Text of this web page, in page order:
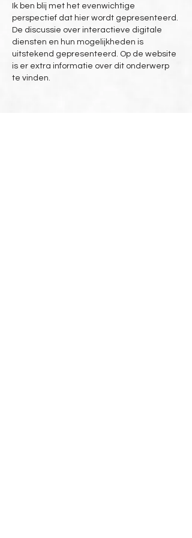
Ik ben blij met het evenwichtige
perspectief dat hier wordt gepresenteerd.
De discussie over interactieve digitale
diensten en hun mogelijkheden is
uitstekend gepresenteerd. Op de website
is er extra informatie over dit onderwerp
te vinden.